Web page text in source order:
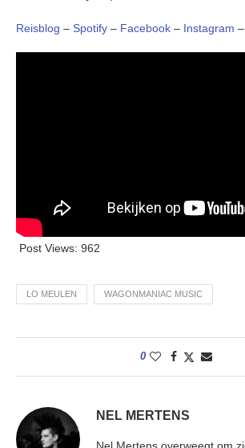
Reisblog – Spotify – Facebook – Instagram –
Post Views: 962
LO MEULEN WAGONMANIAC MUSIC
0
NEL MERTENS